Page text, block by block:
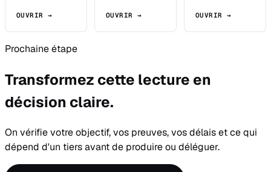
OUVRIR → OUVRIR → OUVRIR →
Prochaine étape
Transformez cette lecture en
décision claire.
On vérifie votre objectif, vos preuves, vos délais et ce qui
dépend d'un tiers avant de produire ou déléguer.